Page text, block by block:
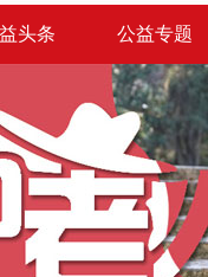
头条 公益专题